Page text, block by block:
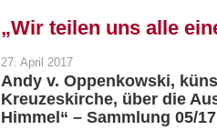
„Wir teilen uns alle
27. April 2017
Andy v. Oppenkowski,
Kreuzeskirche, über die
Himmel“ – Sammlung 05/17